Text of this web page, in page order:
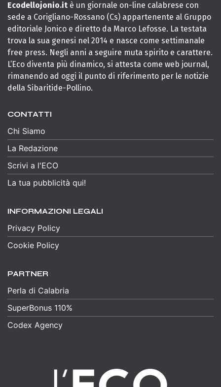
Ecodellojonio.it è un giornale on-line calabrese con
sede a Corigliano-Rossano (Cs) appartenente al Gruppo
editoriale Jonico e diretto da Marco Lefosse. La testata
trova la sua genesi nel 2014 e nasce come settimanale
free press. Negli anni a seguire muta spirito e carattere.
L’Eco diventa più dinamico, si attesta come web journal,
rimanendo ad oggi il punto di riferimento per le notizie
della Sibaritide-Pollino.
CONTATTI
Chi Siamo
La Redazione
Scrivi a l'ECO
La tua pubblicità qui!
INFORMAZIONI LEGALI
Privacy Policy
Cookie Policy
PARTNER
Perla di Calabria
SuperBonus 110%
Codex Agency